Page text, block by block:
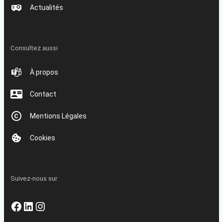
Actualités
Consultez aussi
À propos
Contact
Mentions Légales
Cookies
Suivez-nous sur
Facebook
LinkedIn
Instagram